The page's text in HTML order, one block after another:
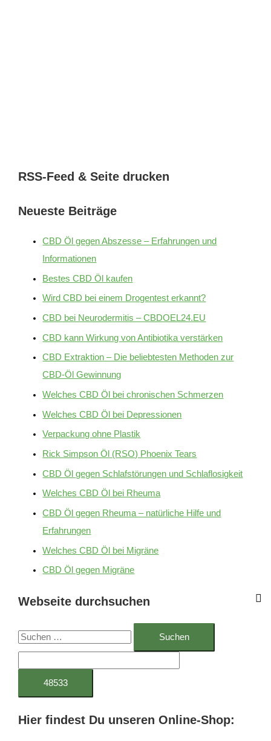
RSS-Feed & Seite drucken
Neueste Beiträge
CBD Öl gegen Abszesse – Erfahrungen und
Informationen
Bestes CBD Öl kaufen
Wird CBD bei einem Drogentest erkannt?
CBD bei Neurodermitis – CBDOEL24.EU
CBD kann Wirkung von Antibiotika verstärken
CBD Extraktion – Die beliebtesten Methoden zur
CBD-Öl Gewinnung
Welches CBD Öl bei chronischen Schmerzen
Welches CBD Öl bei Depressionen
Verpackung ohne Plastik
Rick Simpson Öl (RSO) Phoenix Tears
CBD Öl gegen Schlafstörungen und Schlaflosigkeit
Welches CBD Öl bei Rheuma
CBD Öl gegen Rheuma – natürliche Hilfe und
Erfahrungen
Welches CBD Öl bei Migräne
CBD Öl gegen Migräne
Webseite durchsuchen
S
c
n
Hier findest Du unseren Online-Shop: